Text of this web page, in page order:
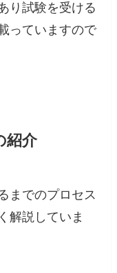
り試験を受ける
っていますので
紹介
までのプロセス
解説していま